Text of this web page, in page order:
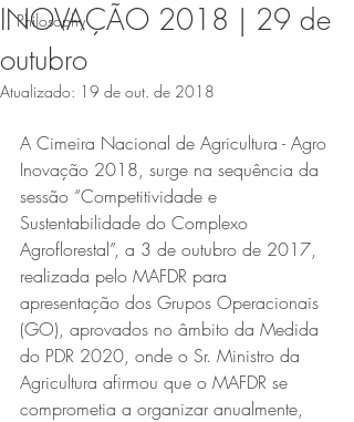
Philosophy
INOVAÇÃO 2018 | 29 de
outubro
Atualizado: 19 de out. de 2018
A Cimeira Nacional de Agricultura - Agro
Inovação 2018, surge na sequência da
sessão “Competitividade e
Sustentabilidade do Complexo
Agroflorestal”, a 3 de outubro de 2017,
realizada pelo MAFDR para
apresentação dos Grupos Operacionais
(GO), aprovados no âmbito da Medida
do PDR 2020, onde o Sr. Ministro da
Agricultura afirmou que o MAFDR se
comprometia a organizar anualmente,